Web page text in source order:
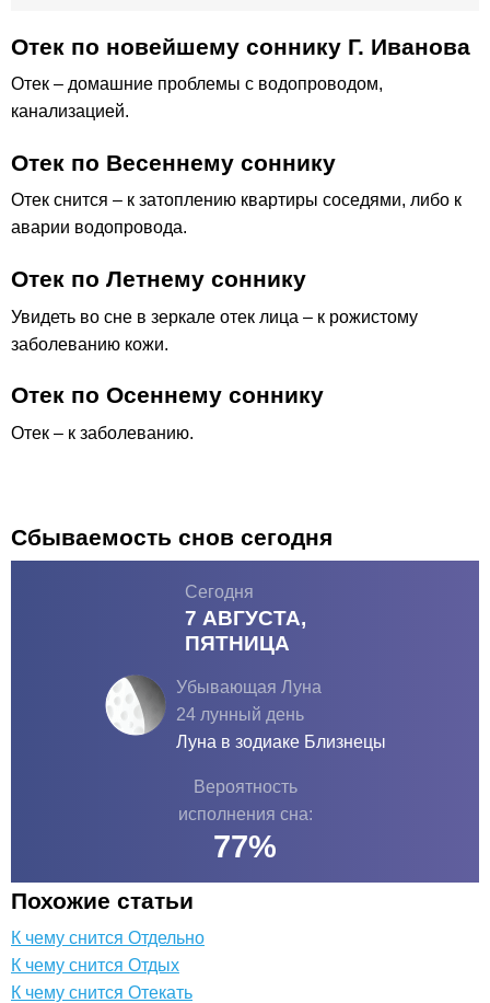
Отек по новейшему соннику Г. Иванова
Отек – домашние проблемы с водопроводом,
канализацией.
Отек по Весеннему соннику
Отек снится – к затоплению квартиры соседями, либо к
аварии водопровода.
Отек по Летнему соннику
Увидеть во сне в зеркале отек лица – к рожистому
заболеванию кожи.
Отек по Осеннему соннику
Отек – к заболеванию.
Сбываемость снов сегодня
Сегодня
7 АВГУСТА,
ПЯТНИЦА
Убывающая Луна
24 лунный день
Луна в зодиаке Близнецы
Вероятность
исполнения сна:
77%
Похожие статьи
К чему снится Отдельно
К чему снится Отдых
К чему снится Отекать